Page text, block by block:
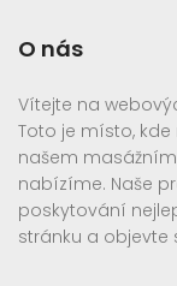
O nás
Vítejte na
Toto je místo,
našem
nabízíme. Naše
poskytování
stránku a objevte